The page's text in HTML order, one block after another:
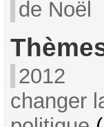
de Noël
2012
changer